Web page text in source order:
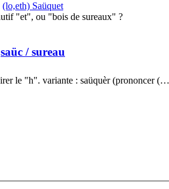
(lo,eth) Saüquet
"et", ou "bois de sureaux" ?
saüc / sureau
le "h". variante : saüquèr (prononcer